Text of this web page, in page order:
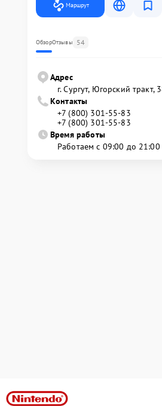
Маршрут
ОбзорОтзывы 54
Адрес
г. Сургут, Югорский тракт,
Контакты
+7 (800) 301-55-83
+7 (800) 301-55-83
Время работы
Работаем с 09:00 до 21:00